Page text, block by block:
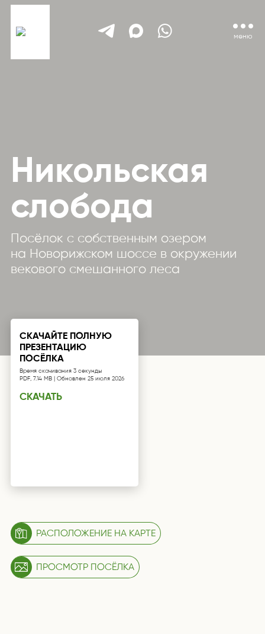
меню
Никольская
слобода
Посёлок с собственным озером
на Новорижском шоссе в окружении
векового смешанного леса
СКАЧАЙТЕ ПОЛНУЮ
ПРЕЗЕНТАЦИЮ
ПОСЁЛКА
Время скачивания 3 секунды
PDF, 7.14 MB | Обновлен 25 июля 2026
СКАЧАТЬ
РАСПОЛОЖЕНИЕ НА КАРТЕ
ПРОСМОТР ПОСЁЛКА